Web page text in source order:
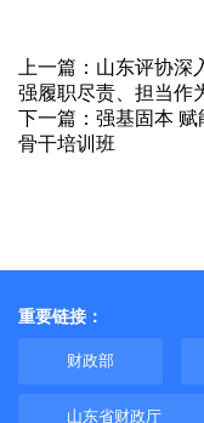
上一篇： 山东评协深
强履职尽责、担当作
下一篇： 强基固本 赋
骨干培训班
重要链接：
财政部
山东省财政厅